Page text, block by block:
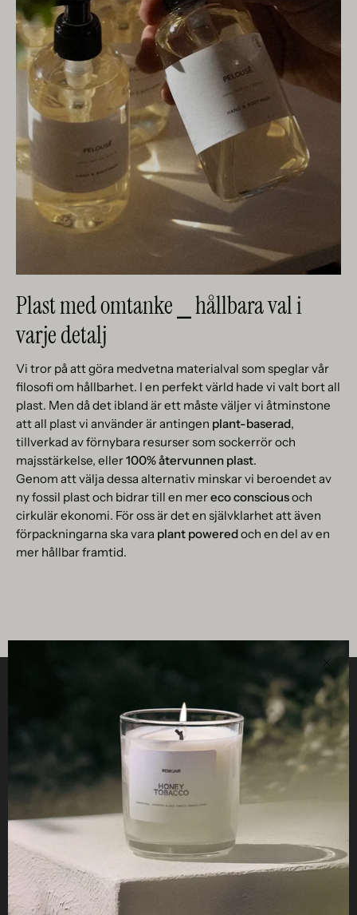
Plast med omtanke ⎯ hållbara val i
varje detalj
Vi tror på att göra medvetna materialval som speglar vår
filosofi om hållbarhet. I en perfekt värld hade vi valt bort all
plast. Men då det ibland är ett måste väljer vi åtminstone
att all plast vi använder är antingen plant-baserad,
tillverkad av förnybara resurser som sockerrör och
majsstärkelse, eller100% återvunnen plast.
Genom att välja dessa alternativ minskar vi beroendet av
ny fossil plast och bidrar till en mereco consciousoch
cirkulär ekonomi. För oss är det en självklarhet att även
förpackningarna ska vara plant poweredoch en del av en
mer hållbar framtid.
ETHOS